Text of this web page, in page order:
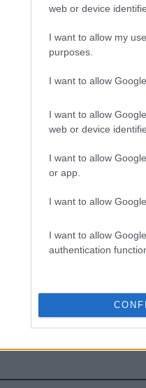
web or device
I want to allow my
purposes.
I want to allow
I want to allow
web or device
I want to allow
or app.
I want to allow
I want to allow
authentication